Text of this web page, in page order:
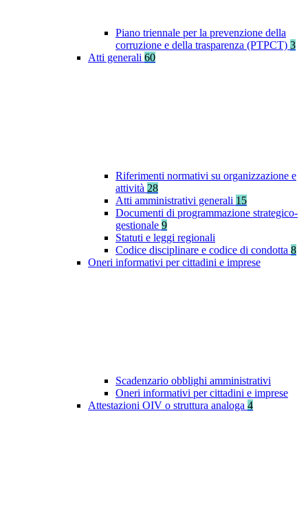
Piano triennale per la prevenzione della
corruzione e della trasparenza (PTPCT) 3
Atti generali 60
Riferimenti normativi su organizzazione e
attività 28
Atti amministrativi generali 15
Documenti di programmazione strategico-
gestionale 9
Statuti e leggi regionali
Codice disciplinare e codice di condotta 8
Oneri informativi per cittadini e imprese
Scadenzario obblighi amministrativi
Oneri informativi per cittadini e imprese
Attestazioni OIV o struttura analoga 4